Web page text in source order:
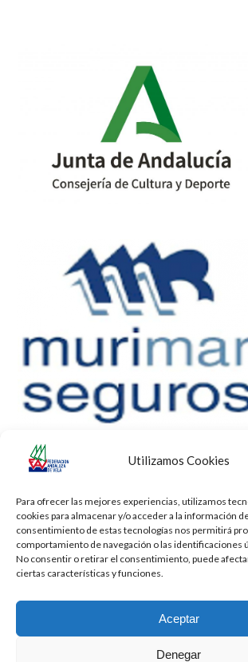
Utilizamos Cookies
Para ofrecer las mejores experiencias, utilizamos
cookies para almacenar y/o acceder a la información
consentimiento de estas tecnologías nos permitirá
comportamiento de navegación o las identificaciones
No consentir o retirar el consentimiento, puede
ciertas características y funciones.
Aceptar
Denegar